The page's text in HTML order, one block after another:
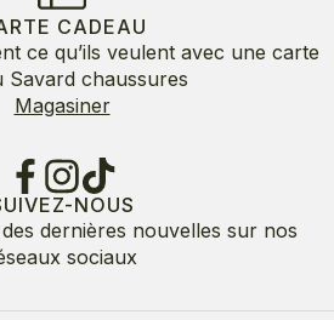
CADEAU
ce qu’ils veulent avec une carte
Savard chaussures
Magasiner
NOUS
dernières nouvelles sur nos
sociaux